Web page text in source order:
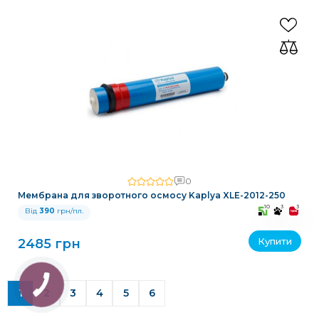
0
Мембрана для зворотного осмосу Kaplya XLE-2012-250
Від 390 грн/пл. 10 3 3
2485 грн Купити
1 2 3 4 5 6